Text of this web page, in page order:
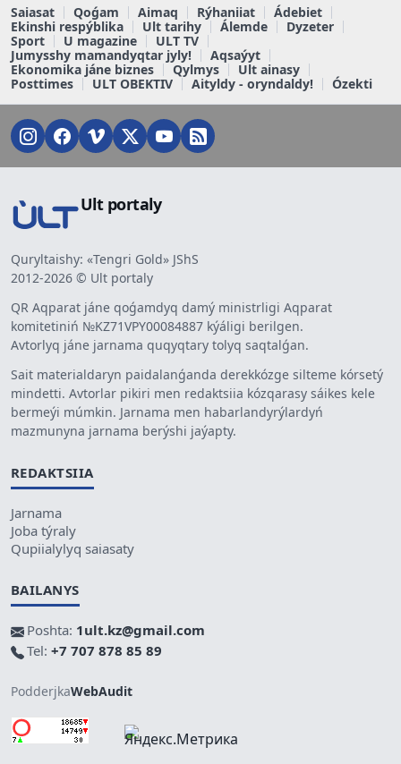
Saiasat Qoǵam Aimaq Rýhaniiat
Ádebiet
Ekinshi respýblika
Ult tarihy Álemde
Dyzeter
Sport
U magazine
ULT TV
Jumysshy mamandyqtar jyly!
Aqsaýyt
Ekonomika jáne biznes
Qylmys
Ult ainasy
Posttimes
ULT OBEKTIV Aityldy - oryndaldy! Ózekti
Ult portaly
Quryltaishy: «Tengri Gold» JShS
2012-2026 © Ult portaly
QR Aqparat jáne qoǵamdyq damý ministrligi Aqparat
komitetiniń №KZ71VPY00084887 kýáligi berilgen.
Avtorlyq jáne jarnama quqyqtary tolyq saqtalǵan.
Sait materialdaryn paidalanǵanda derekkózge silteme kórsetý
mindetti. Avtorlar pikiri men redaktsiia kózqarasy sáikes kele
bermeýi múmkin. Jarnama men habarlandyrýlardyń
mazmunyna jarnama berýshi jaýapty.
REDAKTSIIA
Jarnama
Joba týraly
Qupiialylyq saiasaty
BAILANYS
Poshta: 1ult.kz@gmail.com
Tel: +7 707 878 85 89
PodderjkaWebAudit